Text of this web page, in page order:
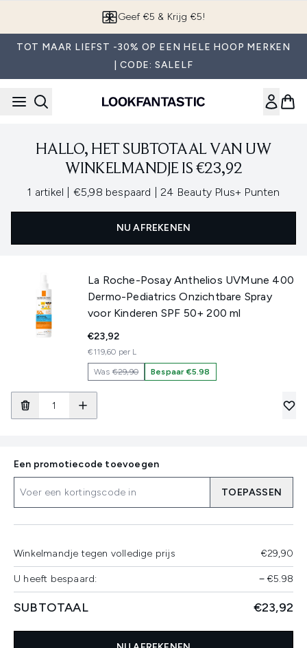
Geef €5 & Krijg €5!
TOT MAAR LIEFST -30% OP EEN HELE HOOP MERKEN
| CODE: SALELF
HALLO, HET SUBTOTAAL VAN UW
WINKELMANDJE IS €23,92
1 artikel , €5,98 bespaard 24 Beauty Plus+ Punten
NU AFREKENEN
La Roche-Posay Anthelios UVMune 400
Dermo-Pediatrics Onzichtbare Spray
voor Kinderen SPF 50+ 200 ml
€23,92
€119,60 per L
Was€29,90 Bespaar €5.98
Een promotiecode toevoegen
TOEPASSEN
Winkelmandje tegen volledige prijs €29,90
U heeft bespaard: −€5.98
SUBTOTAAL €23,92